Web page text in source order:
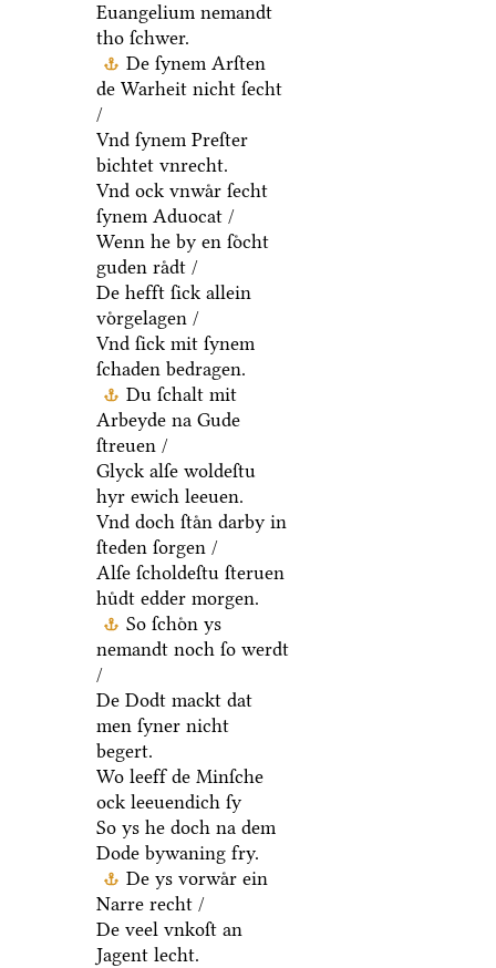
Euangelium nemandt
tho ſchwer.
De ſynem Arſten
de Warheit nicht ſecht
/
Vnd ſynem Preſter
bichtet vnrecht.
Vnd ock vnwaͤr ſecht
ſynem Aduocat /
Wenn he by en ſoͤcht
guden raͤdt /
De hefft ſick allein
voͤrgelagen /
Vnd ſick mit ſynem
ſchaden bedragen.
Du ſchalt mit
Arbeyde na Gude
ſtreuen /
Glyck alſe woldeſtu
hyr ewich leeuen.
Vnd doch ſtaͤn darby in
ſteden ſorgen /
Alſe ſcholdeſtu ſteruen
huͤdt edder morgen.
So ſchoͤn ys
nemandt noch ſo werdt
/
De Dodt mackt dat
men ſyner nicht
begert.
Wo leeff de Minſche
ock leeuendich ſy
So ys he doch na dem
Dode bywaning fry.
De ys vorwaͤr ein
Narre recht /
De veel vnkoſt an
Jagent lecht.